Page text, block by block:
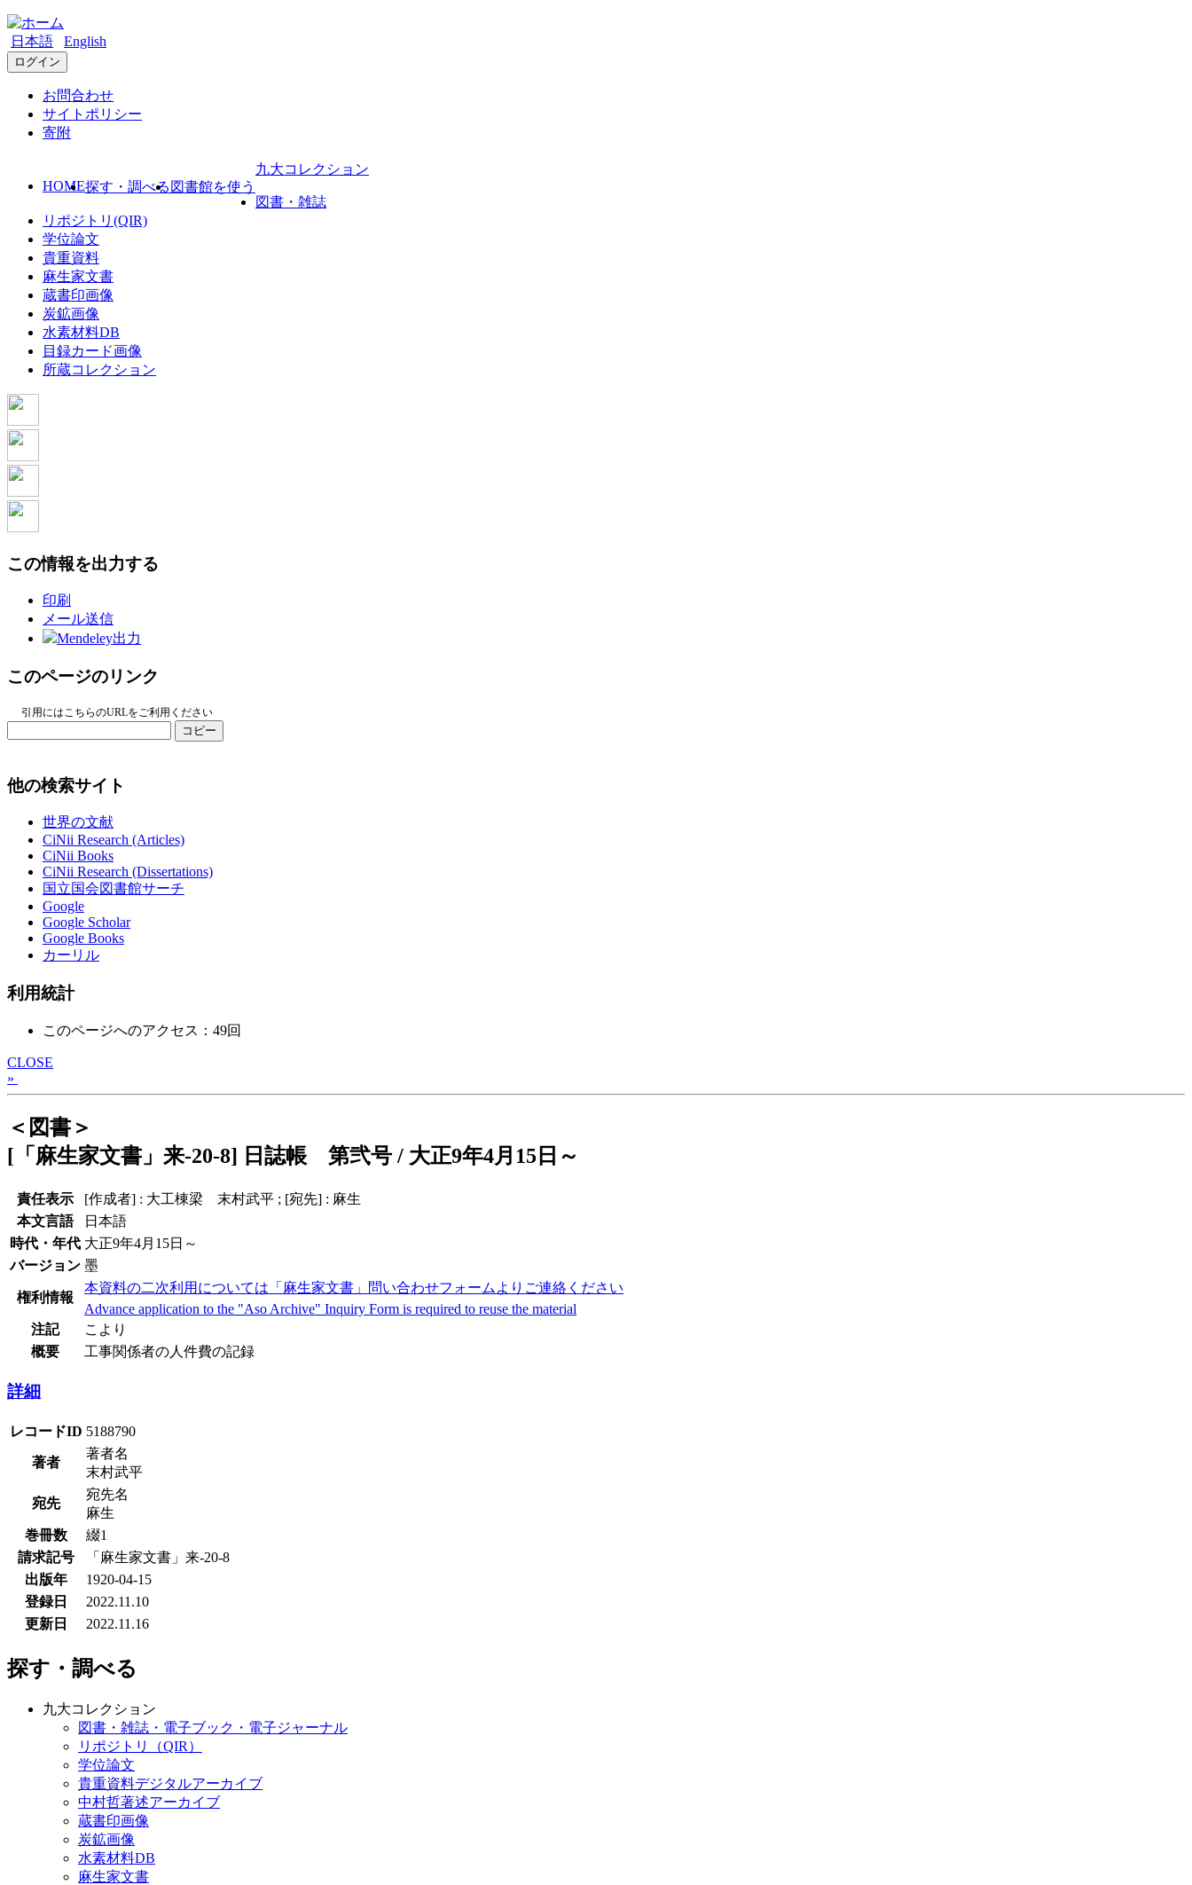
日本語 English
ログイン
お問合わせ
サイトポリシー
寄附
HOME探す・調べる 図書館を使う
九大コレクション
図書・雑誌
リポジトリ(QIR)
学位論文
貴重資料
麻生家文書
蔵書印画像
炭鉱画像
水素材料DB
目録カード画像
所蔵コレクション
この情報を出力する
印刷
メール送信
Mendeley出力
このページのリンク
引用にはこちらのURLをご利用ください
コピー
他の検索サイト
世界の文献
CiNii Research (Articles)
CiNii Books
CiNii Research (Dissertations)
国立国会図書館サーチ
Google
Google Scholar
Google Books
カーリル
利用統計
このページへのアクセス：49回
CLOSE
»
＜図書＞
[「麻生家文書」来-20-8] 日誌帳 第弐号 / 大正9年4月15日～
責任表示
[作成者] : 大工棟梁 末村武平 ; [宛先] : 麻生
本文言語
日本語
時代・年代 大正9年4月15日～
バージョン 墨
権利情報
本資料の二次利用については「麻生家文書」問い合わせフォームよりご連絡ください
Advance application to the "Aso Archive" Inquiry Form is required to reuse the material
注記
こより
概要
工事関係者の人件費の記録
詳細
レコードID 5188790
著者
著者名
末村武平
宛先
宛先名
麻生
巻冊数
綴1
請求記号
「麻生家文書」来-20-8
出版年
1920-04-15
登録日
2022.11.10
更新日
2022.11.16
探す・調べる
九大コレクション
図書・雑誌・電子ブック・電子ジャーナル
リポジトリ（QIR）
学位論文
貴重資料デジタルアーカイブ
中村哲著述アーカイブ
蔵書印画像
炭鉱画像
水素材料DB
麻生家文書